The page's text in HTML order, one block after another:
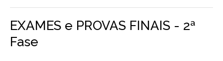
EXAMES e PROVAS FINAIS - 2ª
Fase